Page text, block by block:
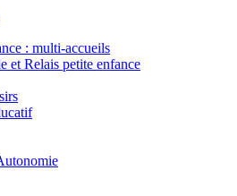
: multi-accueils
et Relais petite enfance